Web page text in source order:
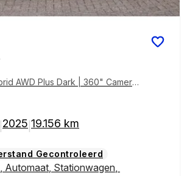
AWD Plus Dark | 360" Camera |
achterklep
2025 19.156 km
Gecontroleerd
, Automaat, Stationwagen,